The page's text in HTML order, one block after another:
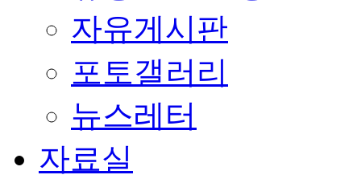
자유게시판
포토갤러리
뉴스레터
자료실